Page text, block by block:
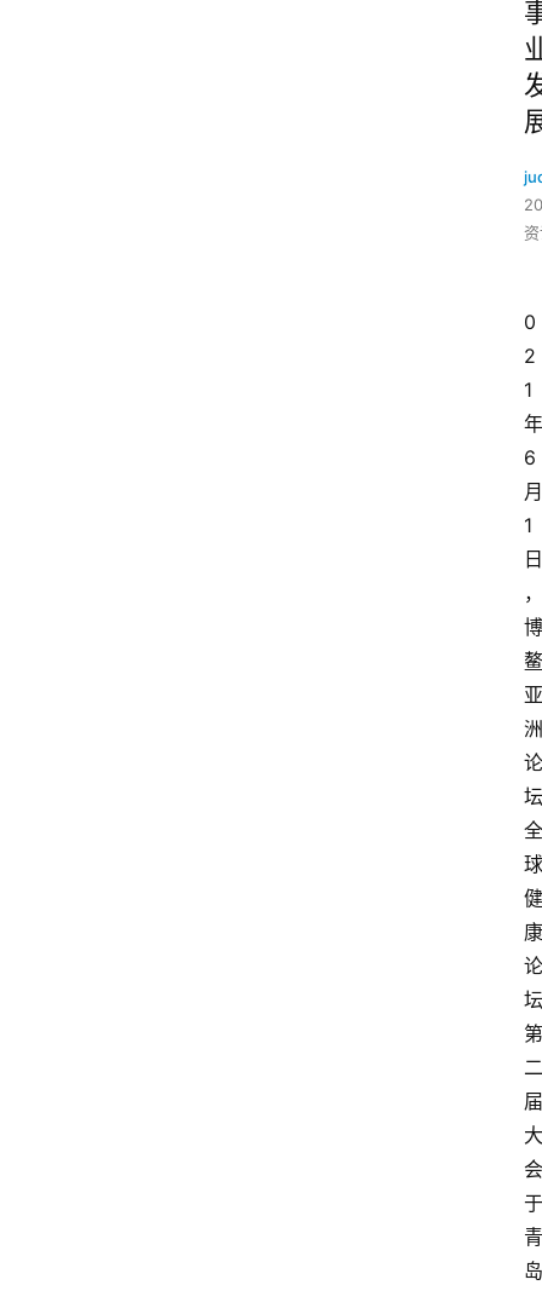
0
2
1
年
6
月
1
日
，
博
鳌
亚
洲
论
坛
全
球
健
康
论
坛
第
二
届
大
会
于
青
岛